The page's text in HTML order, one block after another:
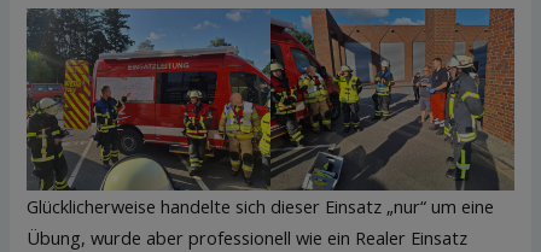
Glücklicherweise handelte sich dieser Einsatz „nur“ um eine
Übung, wurde aber professionell wie ein Realer Einsatz